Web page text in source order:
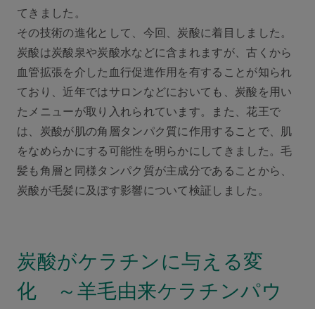
てきました。
その技術の進化として、今回、炭酸に着目しました。
炭酸は炭酸泉や炭酸水などに含まれますが、古くから
血管拡張を介した血行促進作用を有することが知られ
ており、近年ではサロンなどにおいても、炭酸を用い
たメニューが取り入れられています。また、花王で
は、炭酸が肌の角層タンパク質に作用することで、肌
をなめらかにする可能性を明らかにしてきました。毛
髪も角層と同様タンパク質が主成分であることから、
炭酸が毛髪に及ぼす影響について検証しました。
炭酸がケラチンに与える変
化 ～羊毛由来ケラチンパウ